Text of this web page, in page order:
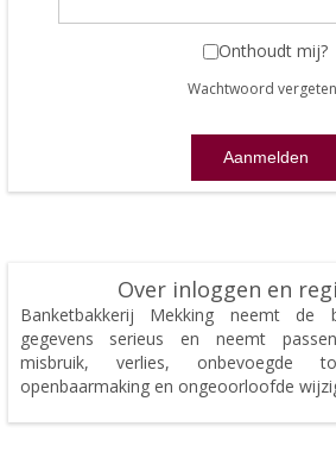
Onthoudt mij?
Wachtwoord
Over inloggen en
Banketbakkerij Mekking neemt de
gegevens serieus en neemt
misbruik, verlies, onbevoegde
openbaarmaking en ongeoorloofde